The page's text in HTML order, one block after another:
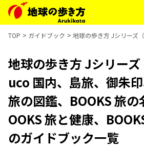
TOP ガイドブック 地球の歩き方 Jシリーズ
地球の歩き方 Jシリー
uco 国内、島旅、御朱印
旅の図鑑、BOOKS 旅
OOKS 旅と健康、
のガイドブック一覧